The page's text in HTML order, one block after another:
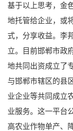
基于以上思考，金
地托管给企业，或
式，分享收益。李
立。目前邯郸市政
地共同出资成立了
与邯郸市辖区的县
业企业等共同成立
业服务。这一平台
高农业作物单产、